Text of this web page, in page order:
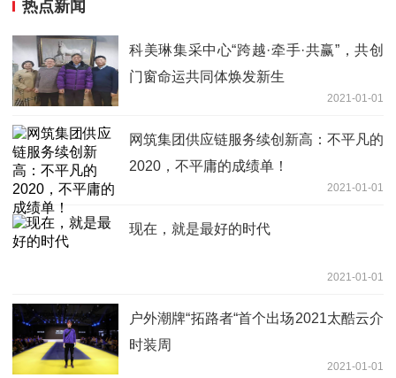
热点新闻
科美琳集采中心“跨越·牵手·共赢”，共创
门窗命运共同体焕发新生
2021-01-01
网筑集团供应链服务续创新高：不平凡的
2020，不平庸的成绩单！
2021-01-01
现在，就是最好的时代
2021-01-01
户外潮牌“拓路者“首个出场2021太酷云介
时装周
2021-01-01